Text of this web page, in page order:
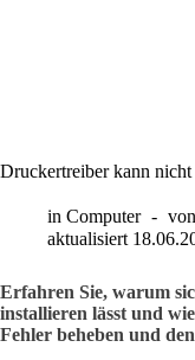
Druckertreiber kann nicht
in Computer von
aktualisiert
Erfahren Sie, warum
installieren lässt und
Fehler beheben und